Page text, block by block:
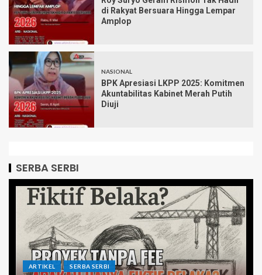
di Rakyat Bersuara Hingga Lempar
Amplop
NASIONAL
BPK Apresiasi LKPP 2025: Komitmen
Akuntabilitas Kabinet Merah Putih
Diuji
SERBA SERBI
ARTIKEL SERBA SERBI